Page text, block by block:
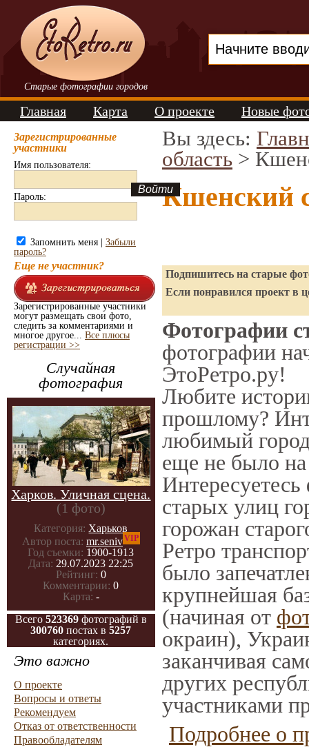
Старые фотографии городов
Главная Карта О проекте Новые
Зарегистрированные
участники
Имя пользователя:
Пароль:
Запомнить меня | Забыли
пароль?
Еще не участник?
Зарегистрированные участники
могут размещать свои фото,
следить за комментариями и
многое другое... Все плюсы
регистрации >>
Случайная
фотография
Харков. Уличная сцена.
(1 фото)
Категория: Харьков
Автор поста: mr.senivVIP
Год съемки: 1900-1913
Дата: 29.07.2023 22:25
Рейтинг: 0
Комментарии: 0
Карта: -
Всего 523369 фотографий в
300760 постах в5257
категориях.
Это важно
О проекте
Вопросы и ответы
Рекомендуем
Отказ от ответственности
Правообладателям
Вы здесь:
область >
Кшенский
Подпишитесь на старые
Если понравился проект в
Фотографии
фотографии
ЭтоРетро.ру!
Любите
прошлому?
любимый
еще не было на
Интересуетесь
старых улиц
горожан
Ретро
было
крупнейшая
(начиная от
окраин),
заканчивая
других
участниками
Подробнее о